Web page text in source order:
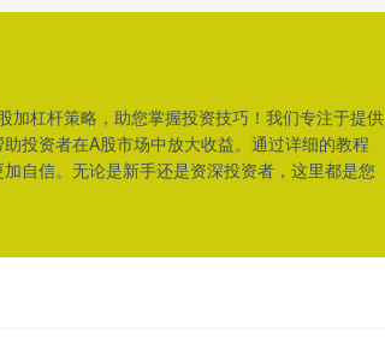
加杠杆策略，助您掌握投资技巧！我们专注于提供
投资者在A股市场中放大收益。通过详细的教程
自信。无论是新手还是资深投资者，这里都是您